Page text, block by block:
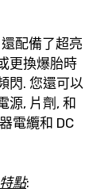
配備了超亮
更換爆胎時
閃. 您還可以
源, 片劑, 和
電纜和 DC
點: